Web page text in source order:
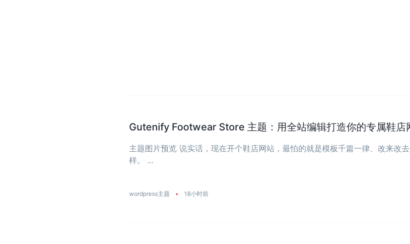
Gutenify Footwear Store 主题：用全站编辑打造你的专属鞋店
主题图片预览 说实话，现在开个鞋店网站，最怕的就是模板千篇一律、改来改
样。 ...
wordpress主题 • 18小时前